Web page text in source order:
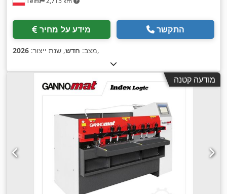
מידע על מחיר התקשר
מצב: חדש, שנת ייצור: 2026 ,
מודעה קטנה